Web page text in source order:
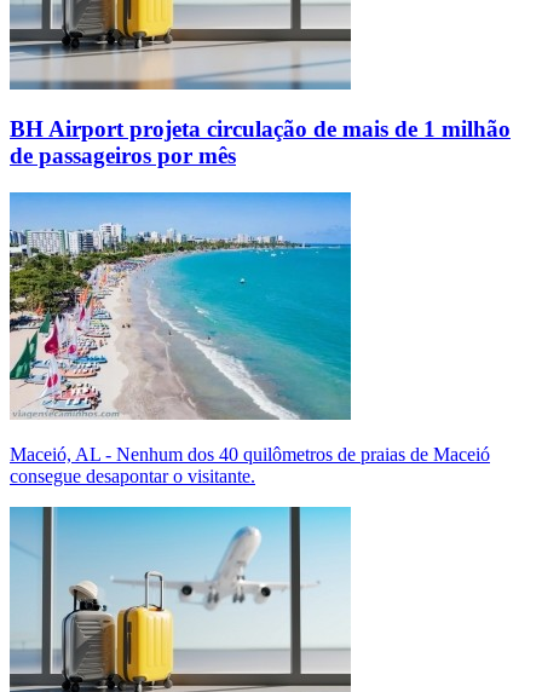
BH Airport projeta circulação de mais de 1 milhão
de passageiros por mês
Maceió, AL - Nenhum dos 40 quilômetros de praias de Maceió
consegue desapontar o visitante.